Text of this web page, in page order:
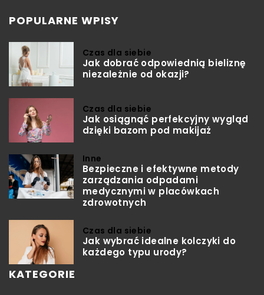
POPULARNE WPISY
Czas dla siebie
Jak dobrać odpowiednią bieliznę
niezależnie od okazji?
Czas dla siebie
Jak osiągnąć perfekcyjny wygląd
dzięki bazom pod makijaż
Inne
Bezpieczne i efektywne metody
zarządzania odpadami
medycznymi w placówkach
zdrowotnych
Czas dla siebie
Jak wybrać idealne kolczyki do
każdego typu urody?
KATEGORIE